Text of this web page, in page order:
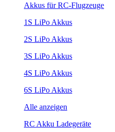
Akkus für RC-Flugzeuge
1S LiPo Akkus
2S LiPo Akkus
3S LiPo Akkus
4S LiPo Akkus
6S LiPo Akkus
Alle anzeigen
RC Akku Ladegeräte